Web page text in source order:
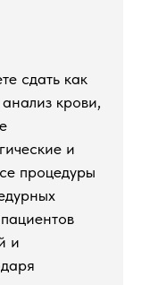
сдать как
крови,
и
процедуры
и